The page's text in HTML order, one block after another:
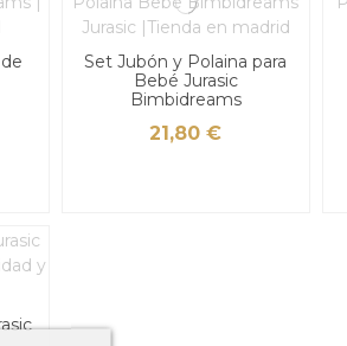
Set Jubón y Polaina para
Bebé Jurasic
Bimbidreams
21,80 €